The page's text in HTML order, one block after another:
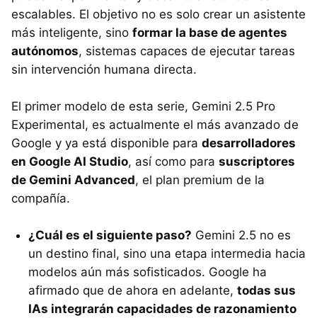
escalables. El objetivo no es solo crear un asistente
más inteligente, sino formar la base de agentes
autónomos, sistemas capaces de ejecutar tareas
sin intervención humana directa.
El primer modelo de esta serie, Gemini 2.5 Pro
Experimental, es actualmente el más avanzado de
Google y ya está disponible para desarrolladores
en Google AI Studio, así como para suscriptores
de Gemini Advanced, el plan premium de la
compañía.
¿Cuál es el siguiente paso? Gemini 2.5 no es
un destino final, sino una etapa intermedia hacia
modelos aún más sofisticados. Google ha
afirmado que de ahora en adelante, todas sus
IAs integrarán capacidades de razonamiento